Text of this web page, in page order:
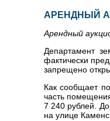
АРЕНДНЫЙ
Арендный
Департамент
фактически
запрещено
Как сообщает
часть
7 240 рублей.
на улице